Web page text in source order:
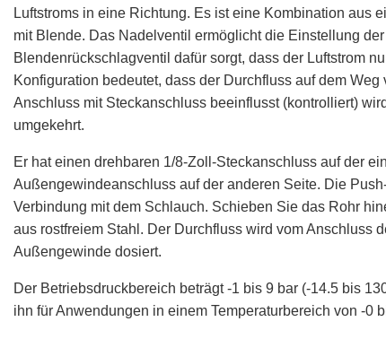
Luftstroms in eine Richtung. Es ist eine Kombination aus
mit Blende. Das Nadelventil ermöglicht die Einstellung
Blendenrückschlagventil dafür sorgt, dass der Luftstrom
Konfiguration bedeutet, dass der Durchfluss auf dem
Anschluss mit Steckanschluss beeinflusst (kontrolliert)
umgekehrt.
Er hat einen drehbaren 1/8-Zoll-Steckanschluss auf der
Außengewindeanschluss auf der anderen Seite. Die
Verbindung mit dem Schlauch. Schieben Sie das Rohr
aus rostfreiem Stahl. Der Durchfluss wird vom Anschluss
Außengewinde dosiert.
Der Betriebsdruckbereich beträgt -1 bis 9 bar (-14.5 bis
ihn für Anwendungen in einem Temperaturbereich von -0